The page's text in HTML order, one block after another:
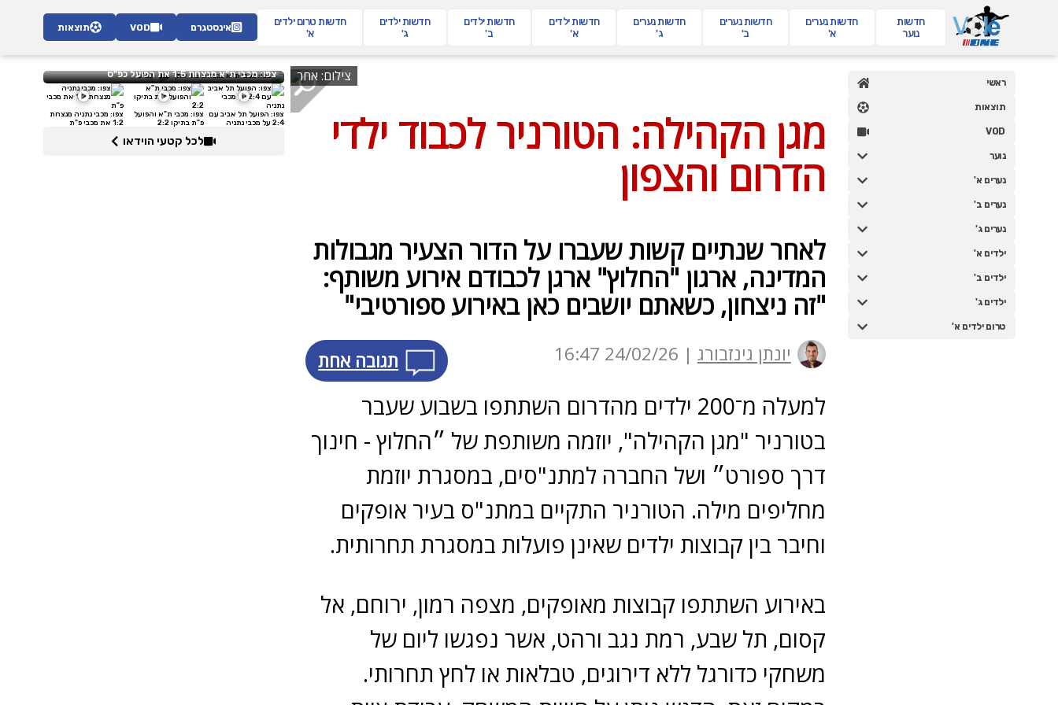
חדשות
נוער
חדשותנערים
א'
חדשותנערים
ב'
חדשותנערים
ג'
חדשותילדים
א'
חדשותילדים
ב'
חדשותילדים
ג'
חדשות טרום ילדים
א'
אינסטגרם VOD תוצאות
ראשי
תוצאות
VOD
נוער
נערים א'
נערים ב'
נערים ג'
ילדים א'
ילדים ב'
ילדים ג'
טרום ילדים א'
צפו: מכבי ת"א מנצחת 1:5 את הפועל כפ"ס
צפו: הפועל תל אביב עם
2:4 על מכבי נתניה
צפו: מכבי ת"א והפועל
פ"ת בתיקו 2:2
צפו: מכבי נתניה מנצחת
1:2 את מכבי פ"ת
לכל קטעי הוידאו